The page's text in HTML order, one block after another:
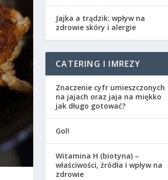
Jajka a trądzik: wpływ na
zdrowie skóry i alergie
CATERING I IMREZY
Znaczenie cyfr umieszczonych
na jajach oraz jaja na miękko
jak długo gotować?
Gol!
Witamina H (biotyna) –
właściwości, źródła i wpływ na
zdrowie